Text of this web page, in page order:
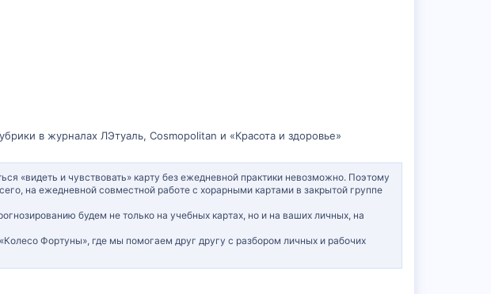
в журналах ЛЭтуаль, Cosmopolitan и «Красота и здоровье»
«видеть и чувствовать» карту без ежедневной практики невозможно. Поэтому
на ежедневной совместной работе с хорарными картами в закрытой группе
будем не только на учебных картах, но и на ваших личных, на
Фортуны», где мы помогаем друг другу с разбором личных и рабочих